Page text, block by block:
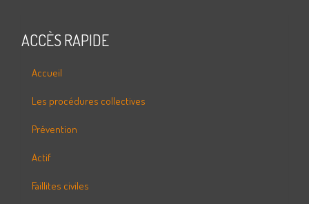
ACCÈS RAPIDE
Accueil
Les procédures collectives
Prévention
Actif
Faillites civiles